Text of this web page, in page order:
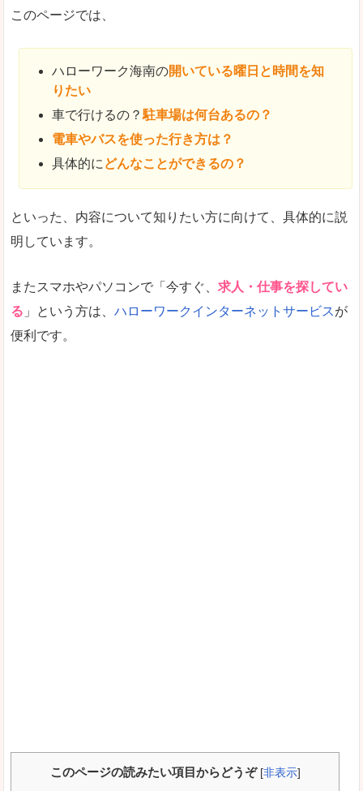
このページでは、
ハローワーク海南の開いている曜日と時間を知
りたい
車で行けるの？駐車場は何台あるの？
電車やバスを使った行き方は？
具体的にどんなことができるの？
といった、内容について知りたい方に向けて、具体的に説
明しています。
またスマホやパソコンで「今すぐ、 求人・仕事を探してい
る 」という方は、 ハローワークインターネットサービスが
便利です。
このページの読みたい項目からどうぞ [非表示]